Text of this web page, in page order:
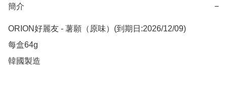
簡介 −
ORION好麗友 - 薯願（原味）(到期日:2026/12/09)
每盒64g
韓國製造